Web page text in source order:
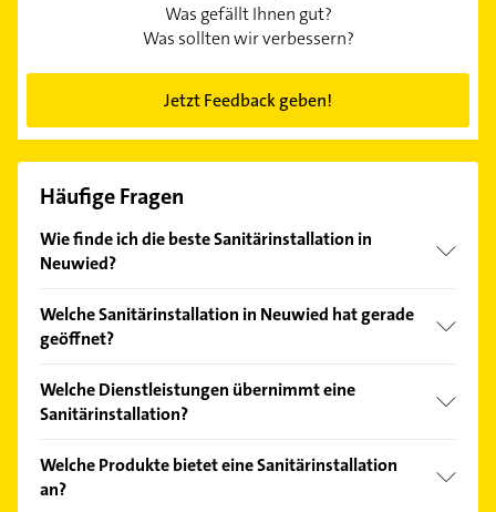
Was gefällt Ihnen gut?
Was sollten wir verbessern?
Jetzt Feedback geben!
Häufige Fragen
Wie finde ich die beste Sanitärinstallation in
Neuwied?
Kundenmeinungen und profitieren Sie von den
Empfehlungen. Die Suchergebnisse können Sie sich
Welche Sanitärinstallation in Neuwied hat gerade
geöffnet?
Bitte beachten Sie, dass diese an Sonn- und
Feiertagen abweichen können.
Welche Dienstleistungen übernimmt eine
Sanitärinstallation?
Heizungsbau, Heizungs- u. Lüftungsbau,
Kundendienst, Lüftungsbau und Solartechnik.
Welche Produkte bietet eine Sanitärinstallation
an?